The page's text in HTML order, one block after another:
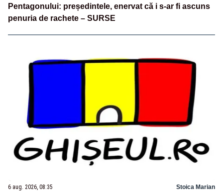
Pentagonului: președintele, enervat că i s-ar fi ascuns
penuria de rachete – SURSE
6 aug. 2026, 08:35 Stoica Marian